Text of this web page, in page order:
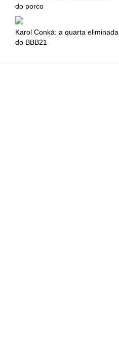
do porco
Karol Conká: a quarta eliminada
do BBB21